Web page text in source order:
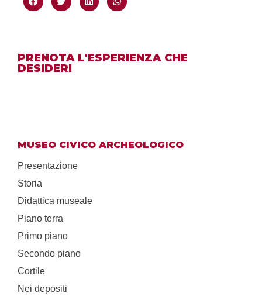
PRENOTA L'ESPERIENZA CHE
DESIDERI
MUSEO CIVICO ARCHEOLOGICO
Presentazione
Storia
Didattica museale
Piano terra
Primo piano
Secondo piano
Cortile
Nei depositi